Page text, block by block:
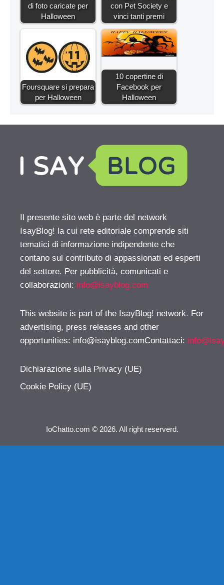
di foto caricate per
Halloween
con Pet Society e
vinci tanti premi
Foursquare si prepara
per Halloween
10 copertine di
Facebook per
Halloween
Il presente sito web è parte del network
IsayBlog! la cui rete editoriale comprende siti
tematici di informazione indipendente che
contano sul contributo di appassionati ed esperti
del settore. Per pubblicità, comunicati e
collaborazioni: info@isayblog.com
This website is part of the IsayBlog! network. For
advertising, press releases and other
opportunities: info@isayblog.comContattaci:
Dichiarazione sulla Privacy (UE)
Cookie Policy (UE)
IoChatto.com © 2026. All right reserverd.